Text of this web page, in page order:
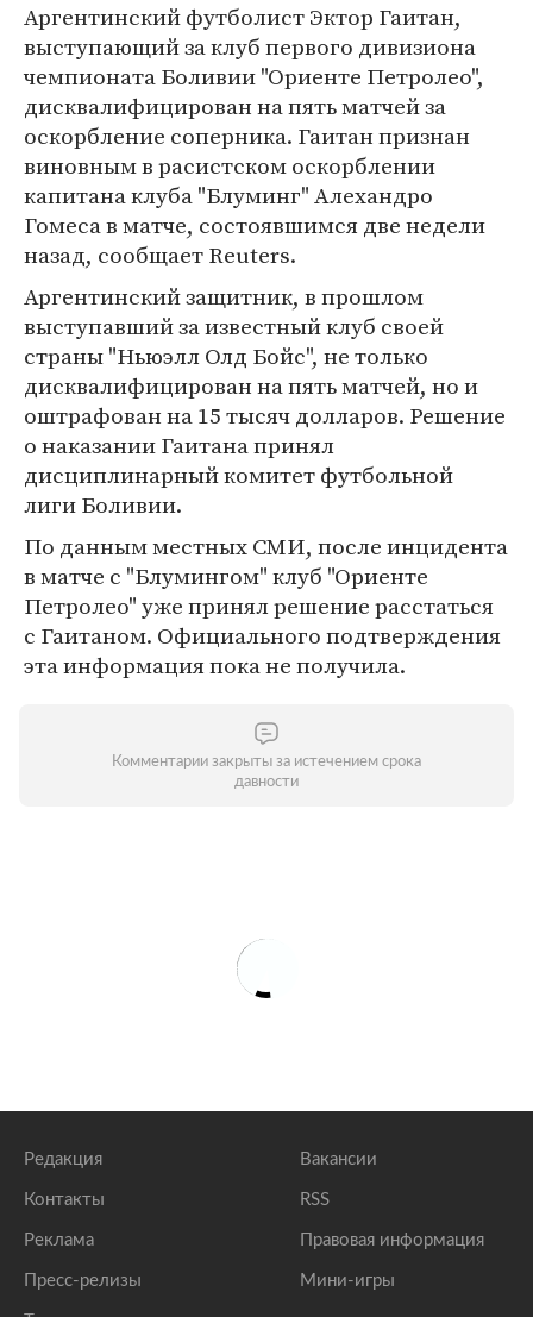
Аргентинский футболист Эктор Гаитан,
выступающий за клуб первого дивизиона
чемпионата Боливии "Ориенте Петролео",
дисквалифицирован на пять матчей за
оскорбление соперника. Гаитан признан
виновным в расистском оскорблении
капитана клуба "Блуминг" Алехандро
Гомеса в матче, состоявшимся две недели
назад, сообщает Reuters.
Аргентинский защитник, в прошлом
выступавший за известный клуб своей
страны "Ньюэлл Олд Бойс", не только
дисквалифицирован на пять матчей, но и
оштрафован на 15 тысяч долларов. Решение
о наказании Гаитана принял
дисциплинарный комитет футбольной
лиги Боливии.
По данным местных СМИ, после инцидента
в матче с "Блумингом" клуб "Ориенте
Петролео" уже принял решение расстаться
с Гаитаном. Официального подтверждения
эта информация пока не получила.
Комментарии закрыты за истечением срока
давности
Редакция
Контакты
Реклама
Пресс-релизы
Вакансии
RSS
Правовая информация
Мини-игры